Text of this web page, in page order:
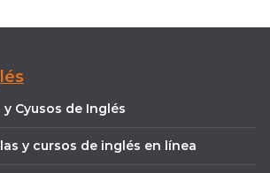
Cyusos de Inglés
y cursos de inglés en línea